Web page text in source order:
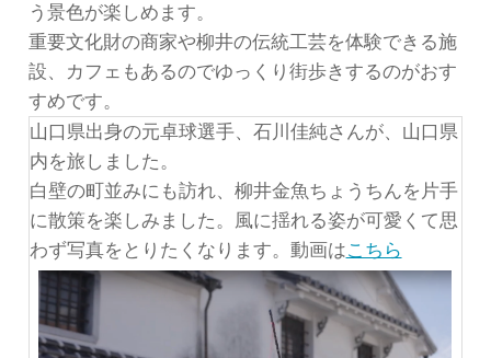
う景色が楽しめます。
重要文化財の商家や柳井の伝統工芸を体験できる施
設、カフェもあるのでゆっくり街歩きするのがおす
すめです。
山口県出身の元卓球選手、石川佳純さんが、山口県
内を旅しました。
白壁の町並みにも訪れ、柳井金魚ちょうちんを片手
に散策を楽しみました。風に揺れる姿が可愛くて思
わず写真をとりたくなります。動画はこちら